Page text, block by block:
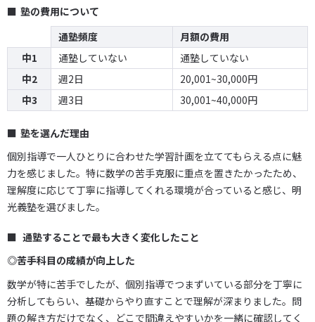
塾の費用について
通塾頻度
月額の費用
中1
通塾していない
通塾していない
中2
週2日
20,001~30,000円
中3
週3日 30,001~40,000円
塾を選んだ理由
個別指導で一人ひとりに合わせた学習計画を立ててもらえる点に魅
力を感じました。特に数学の苦手克服に重点を置きたかったため、
理解度に応じて丁寧に指導してくれる環境が合っていると感じ、明
光義塾を選びました。
通塾することで最も大きく変化したこと
◎苦手科目の成績が向上した
数学が特に苦手でしたが、個別指導でつまずいている部分を丁寧に
分析してもらい、基礎からやり直すことで理解が深まりました。問
題の解き方だけでなく、どこで間違えやすいかを一緒に確認してく